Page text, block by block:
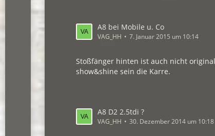
A8 bei Mobile u. Co
VAG_HH 7. Januar 2015 um 10:14
Stoßfänger hinten ist auch nicht
show&shine sein die Karre.
A8 D2 2.5tdi ?
VAG_HH 30. Dezember 2014 um 10:18